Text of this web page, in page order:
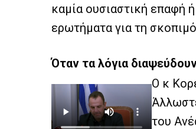
καμία ουσιαστική επαφή
ερωτήματα για τη
Όταν τα λόγια
Ο κ
του